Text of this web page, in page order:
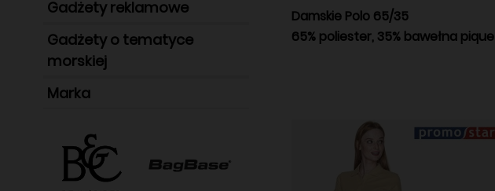
Gadżety reklamowe
Gadżety o tematyce
morskiej
Marka
Damskie Polo 65/35
65% poliester, 35% bawełna pique